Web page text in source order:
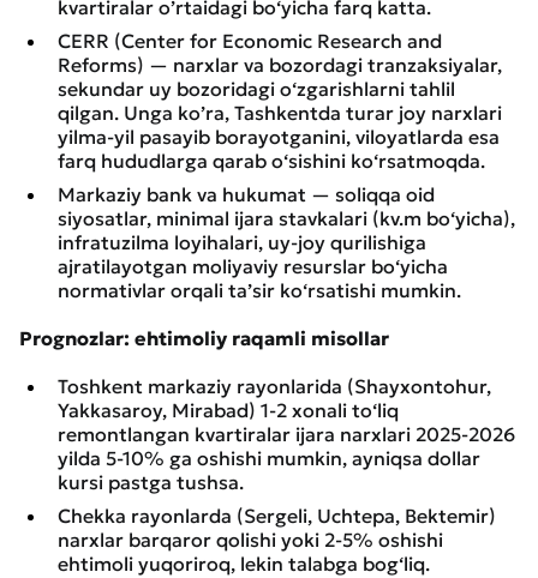
kvartiralar o’rtaidagi bo‘yicha farq katta.
CERR (Center for Economic Research and
Reforms) — narxlar va bozordagi tranzaksiyalar,
sekundar uy bozoridagi o‘zgarishlarni tahlil
qilgan. Unga ko’ra, Tashkentda turar joy narxlari
yilma-yil pasayib borayotganini, viloyatlarda esa
farq hududlarga qarab o‘sishini ko‘rsatmoqda.
Markaziy bank va hukumat — soliqqa oid
siyosatlar, minimal ijara stavkalari (kv.m bo‘yicha),
infratuzilma loyihalari, uy-joy qurilishiga
ajratilayotgan moliyaviy resurslar bo‘yicha
normativlar orqali ta’sir ko‘rsatishi mumkin.
Prognozlar: ehtimoliy raqamli misollar
Toshkent markaziy rayonlarida (Shayxontohur,
Yakkasaroy, Mirabad) 1-2 xonali to‘liq
remontlangan kvartiralar ijara narxlari 2025-2026
yilda 5-10% ga oshishi mumkin, ayniqsa dollar
kursi pastga tushsa.
Chekka rayonlarda (Sergeli, Uchtepa, Bektemir)
narxlar barqaror qolishi yoki 2-5% oshishi
ehtimoli yuqoriroq, lekin talabga bog‘liq.